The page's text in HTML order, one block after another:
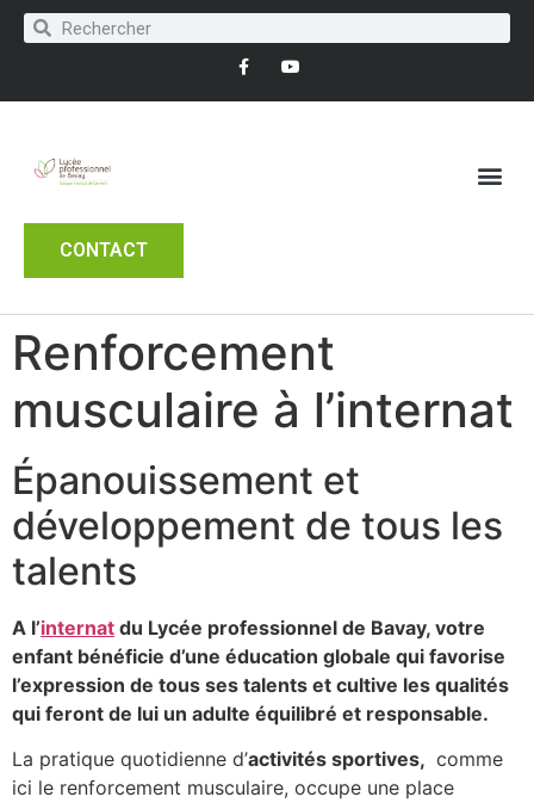
CONTACT
Renforcement
musculaire à l’internat
Épanouissement et
développement de tous les
talents
A l’internat du Lycée professionnel de Bavay, votre
enfant bénéficie d’une éducation globale qui favorise
l’expression de tous ses talents et cultive les qualités
qui feront de lui un adulte équilibré et responsable.
La pratique quotidienne d’activités sportives, comme
ici le renforcement musculaire, occupe une place